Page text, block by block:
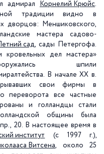
адмирал
Корнелий Крюйc.
традиции видно в
дворцов: Меншиковского,
мастера садово-
сад, сады Петергофа.
дел мастера»
шпили
В начале XX в.
свои фирмы в
переворота все частные
и голландцы стали
общины была
20. В настоящее время в
институт (с 1997 г.),
Витсена, около 25